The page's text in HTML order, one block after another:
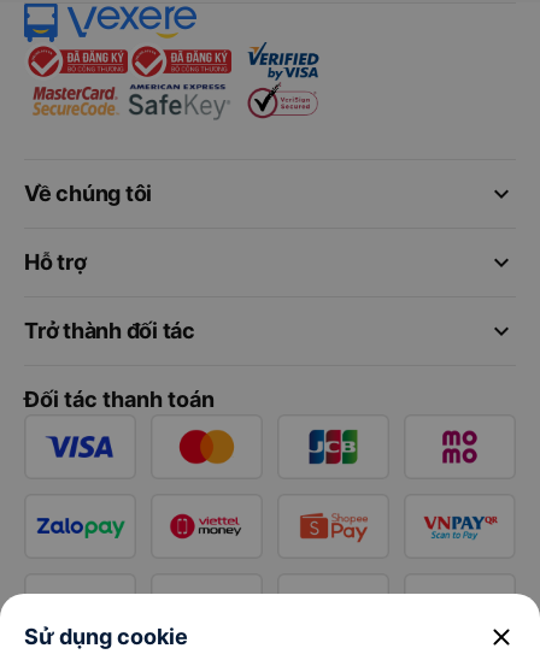
keyboard_arrow_down
Về chúng tôi
keyboard_arrow_down
Hỗ trợ
keyboard_arrow_down
Trở thành đối tác
Đối tác thanh toán
Sử dụng cookie close